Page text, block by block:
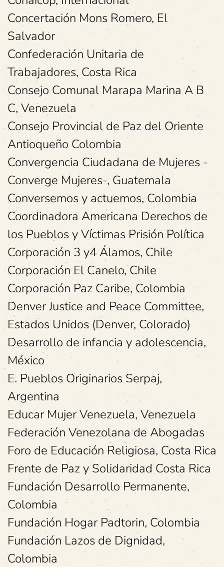
Concertación Mons Romero, El
Salvador
Confederación Unitaria de
Trabajadores, Costa Rica
Consejo Comunal Marapa Marina A B
C, Venezuela
Consejo Provincial de Paz del Oriente
Antioqueño Colombia
Convergencia Ciudadana de Mujeres -
Converge Mujeres-, Guatemala
Conversemos y actuemos, Colombia
Coordinadora Americana Derechos de
los Pueblos y Víctimas Prisión Política
Corporación 3 y4 Álamos, Chile
Corporación El Canelo, Chile
Corporación Paz Caribe, Colombia
Denver Justice and Peace Committee,
Estados Unidos (Denver, Colorado)
Desarrollo de infancia y adolescencia,
México
E. Pueblos Originarios Serpaj,
Argentina
Educar Mujer Venezuela, Venezuela
Federación Venezolana de Abogadas
Foro de Educación Religiosa, Costa Rica
Frente de Paz y Solidaridad Costa Rica
Fundación Desarrollo Permanente,
Colombia
Fundación Hogar Padtorin, Colombia
Fundación Lazos de Dignidad,
Colombia